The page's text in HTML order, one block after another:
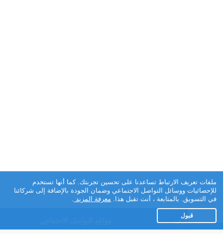
تطبيق تعارف
ملفات تعريف الارتباط تساعدنا على تحسين تجربتك. كما أنها تستخدم
للإحصائيات ووسائل التواصل الاجتماعي وضمان الجودة بالإضافة إلى شركائنا
في التسويق. بالمتابعة ، أنت تقبل هذا. معرفة المزيد .
قبول